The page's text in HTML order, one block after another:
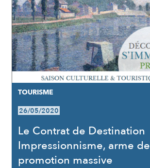
TOURISME
26/05/2020
Le Contrat de Destination
Impressionnisme, arme de
promotion massive